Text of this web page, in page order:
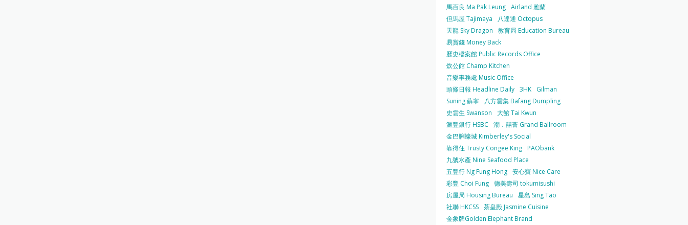
馬百良 Ma Pak Leung Airland 雅蘭
但馬屋 Tajimaya
八達通 Octopus
天龍 Sky Dragon
教育局 Education Bureau
易賞錢 Money Back
歷史檔案館 Public Records Office
炊公館 Champ Kitchen
音樂事務處 Music Office
頭條日報 Headline Daily 3HK
Gilman
Suning 蘇寧
八方雲集 Bafang Dumpling
史雲生 Swanson
大館 Tai Kwun
滙豐銀行 HSBC
潮．囍薈 Grand Ballroom
金巴脷蠔城 Kimberley's Social
靠得住 Trusty Congee King PAObank
九號水產 Nine Seafood Place
五豐行 Ng Fung Hong 安心寶 Nice Care
彩豐 Choi Fung 德美壽司 tokumisushi
房屋局 Housing Bureau
星島 Sing Tao
社聯 HKCSS 茶皇殿 Jasmine Cuisine
金象牌Golden Elephant Brand